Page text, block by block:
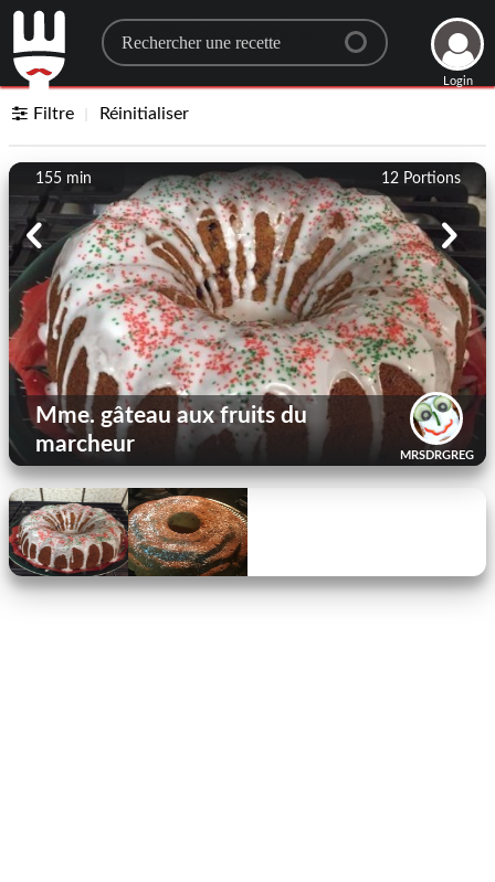
Search for a recipe
Login
Filtre Réinitialiser
12 Portions
155 min
MRSDRGREG
Mme. gâteau aux fruits du
marcheur